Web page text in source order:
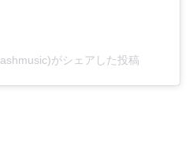
がシェアした投稿